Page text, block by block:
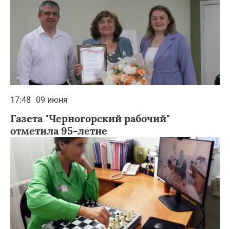
17:48 09 июня
Газета "Черногорский рабочий"
отметила 95-летие